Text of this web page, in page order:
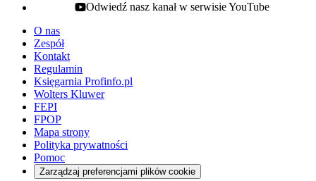
youtube - otwiera się w nowej karcie
Odwiedź nasz kanał w serwisie YouTube
O nas
Zespół
Kontakt
Regulamin
Księgarnia Profinfo.pl
Wolters Kluwer
FEPI
FPOP
Mapa strony
Polityka prywatności
Pomoc
Zarządzaj preferencjami plików cookie